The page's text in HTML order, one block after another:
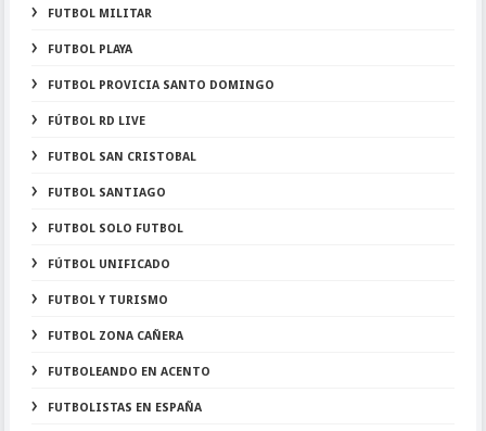
FUTBOL MILITAR
FUTBOL PLAYA
FUTBOL PROVICIA SANTO DOMINGO
FÚTBOL RD LIVE
FUTBOL SAN CRISTOBAL
FUTBOL SANTIAGO
FUTBOL SOLO FUTBOL
FÚTBOL UNIFICADO
FUTBOL Y TURISMO
FUTBOL ZONA CAÑERA
FUTBOLEANDO EN ACENTO
FUTBOLISTAS EN ESPAÑA